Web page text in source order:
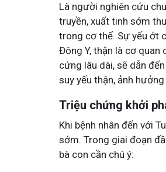
Là người nghiên cứu
truyền, xuất tinh sớm
trong cơ thể. Sự yếu ớt
Đông Y, thận là cơ quan
cứng lâu dài, sẽ dẫn
suy yếu thận, ảnh
Triệu chứng khởi
Khi bệnh nhân đến với
sớm. Trong giai đoạn
bà con cần chú ý:
ngứa gây khó chịu và ảnh hưởng sinh hoạt.
tôi chia sẻ cách giảm ngứa, làm dịu da và